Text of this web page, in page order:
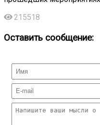
215518
Оставить сообщение: